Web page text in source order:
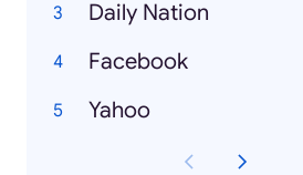
Daily Nation
Facebook
Yahoo